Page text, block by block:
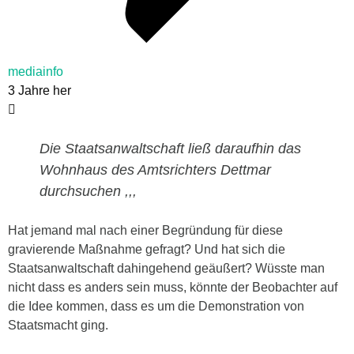
mediainfo
3 Jahre her
Die Staatsanwaltschaft ließ daraufhin das
Wohnhaus des Amtsrichters Dettmar
durchsuchen ,,,
Hat jemand mal nach einer Begründung für diese
gravierende Maßnahme gefragt? Und hat sich die
Staatsanwaltschaft dahingehend geäußert? Wüsste man
nicht dass es anders sein muss, könnte der Beobachter auf
die Idee kommen, dass es um die Demonstration von
Staatsmacht ging.